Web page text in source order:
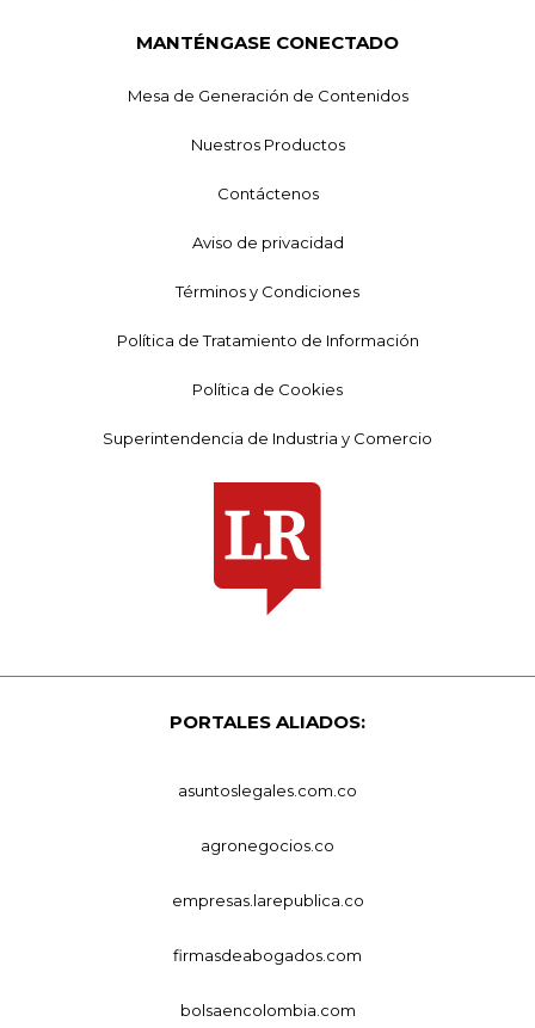
MANTÉNGASE CONECTADO
Mesa de Generación de Contenidos
Nuestros Productos
Contáctenos
Aviso de privacidad
Términos y Condiciones
Política de Tratamiento de Información
Política de Cookies
Superintendencia de Industria y Comercio
PORTALES ALIADOS:
asuntoslegales.com.co
agronegocios.co
empresas.larepublica.co
firmasdeabogados.com
bolsaencolombia.com